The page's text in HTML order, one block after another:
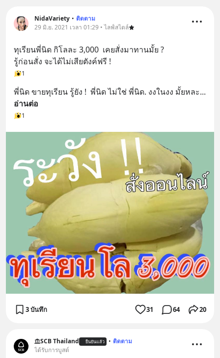
NidaVariety • ติดตาม
29 มิ.ย. 2021 เวลา 01:29 • ไลฟ์สไตล์
ทุเรียนพี่นิด กิโลละ 3,000  เคยสั่งมาทานมั้ย ?
รู้ก่อนสั่ง จะได้ไม่เสียตังค์ฟรี !
1
พี่นิด ขายทุเรียน รู้ยัง !  พี่นิด ไม่ใช่ พี่นิด. งงในงง มั้ยหละ
อ่านต่อ
1
3 บันทึก 31 64 20
SCB Thailand ยืนยันแล้ว • ติดตาม
ได้รับการบูสต์